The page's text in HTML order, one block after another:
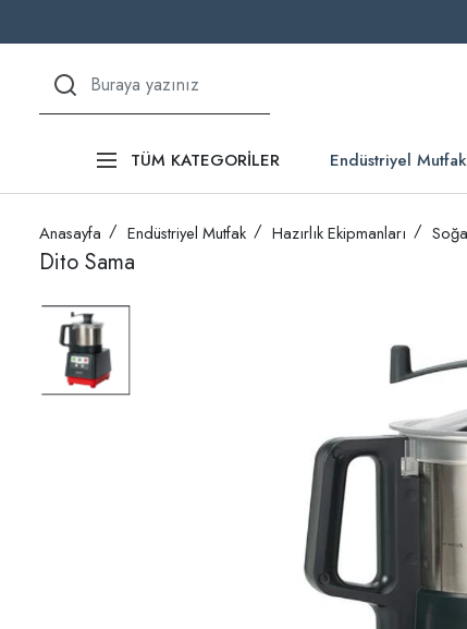
TÜM KATEGORİLER Endüstriyel Mutfak
Anasayfa Endüstriyel Mutfak Hazırlık Ekipmanları
Dito Sama